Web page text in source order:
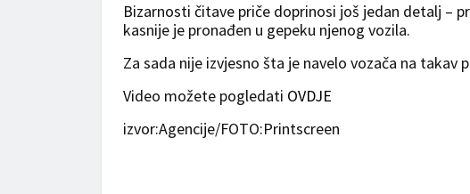
Bizarnosti čitave priče doprinosi još jedan detalj –
kasnije je pronađen u gepeku njenog vozila.
Za sada nije izvjesno šta je navelo vozača na takav
Video možete pogledati OVDJE
izvor:Agencije/FOTO:Printscreen